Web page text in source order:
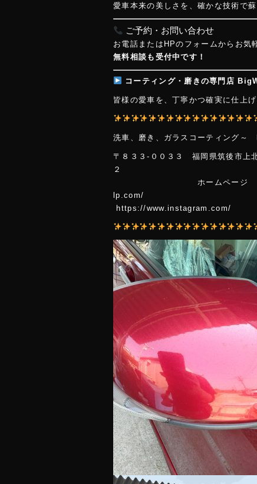
愛車本来の美しさを、確かな技術で蘇
ご予約・お問い合わせ
お電話またはHPのフォームからお気
無料相談も受付中です！
コーティング・磨きの専門店
皆様の愛車を、丁寧かつ確実に仕上
洗車、磨き、ガラスコーティング～
〒８３３-００３３ 福岡県筑後市上
ホームページ https://
lp.com/
https://www.instagram.com/